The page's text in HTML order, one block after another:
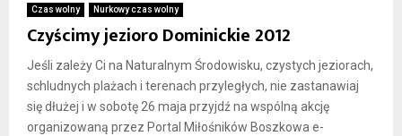
Czas wolny Nurkowy czas wolny
Czyścimy jezioro Dominickie 2012
Jeśli zależy Ci na Naturalnym Środowisku, czystych jeziorach,
schludnych plażach i terenach przyległych, nie zastanawiaj
się dłużej i w sobotę 26 maja przyjdź na wspólną akcję
organizowaną przez Portal Miłośników Boszkowa e-